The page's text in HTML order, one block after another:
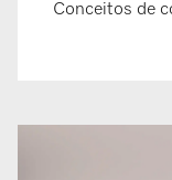
Conceitos de